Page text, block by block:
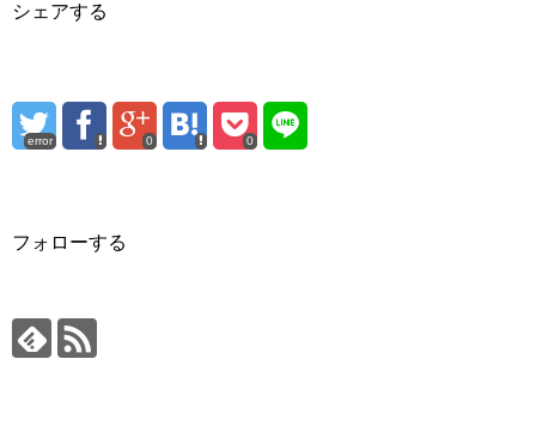
シェアする
error 0 0
フォローする